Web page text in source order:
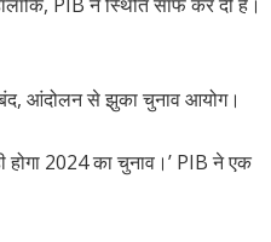
बंद, आंदोलन से झुका चुनाव आयोग।
होगा 2024 का चुनाव।’ PIB ने एक